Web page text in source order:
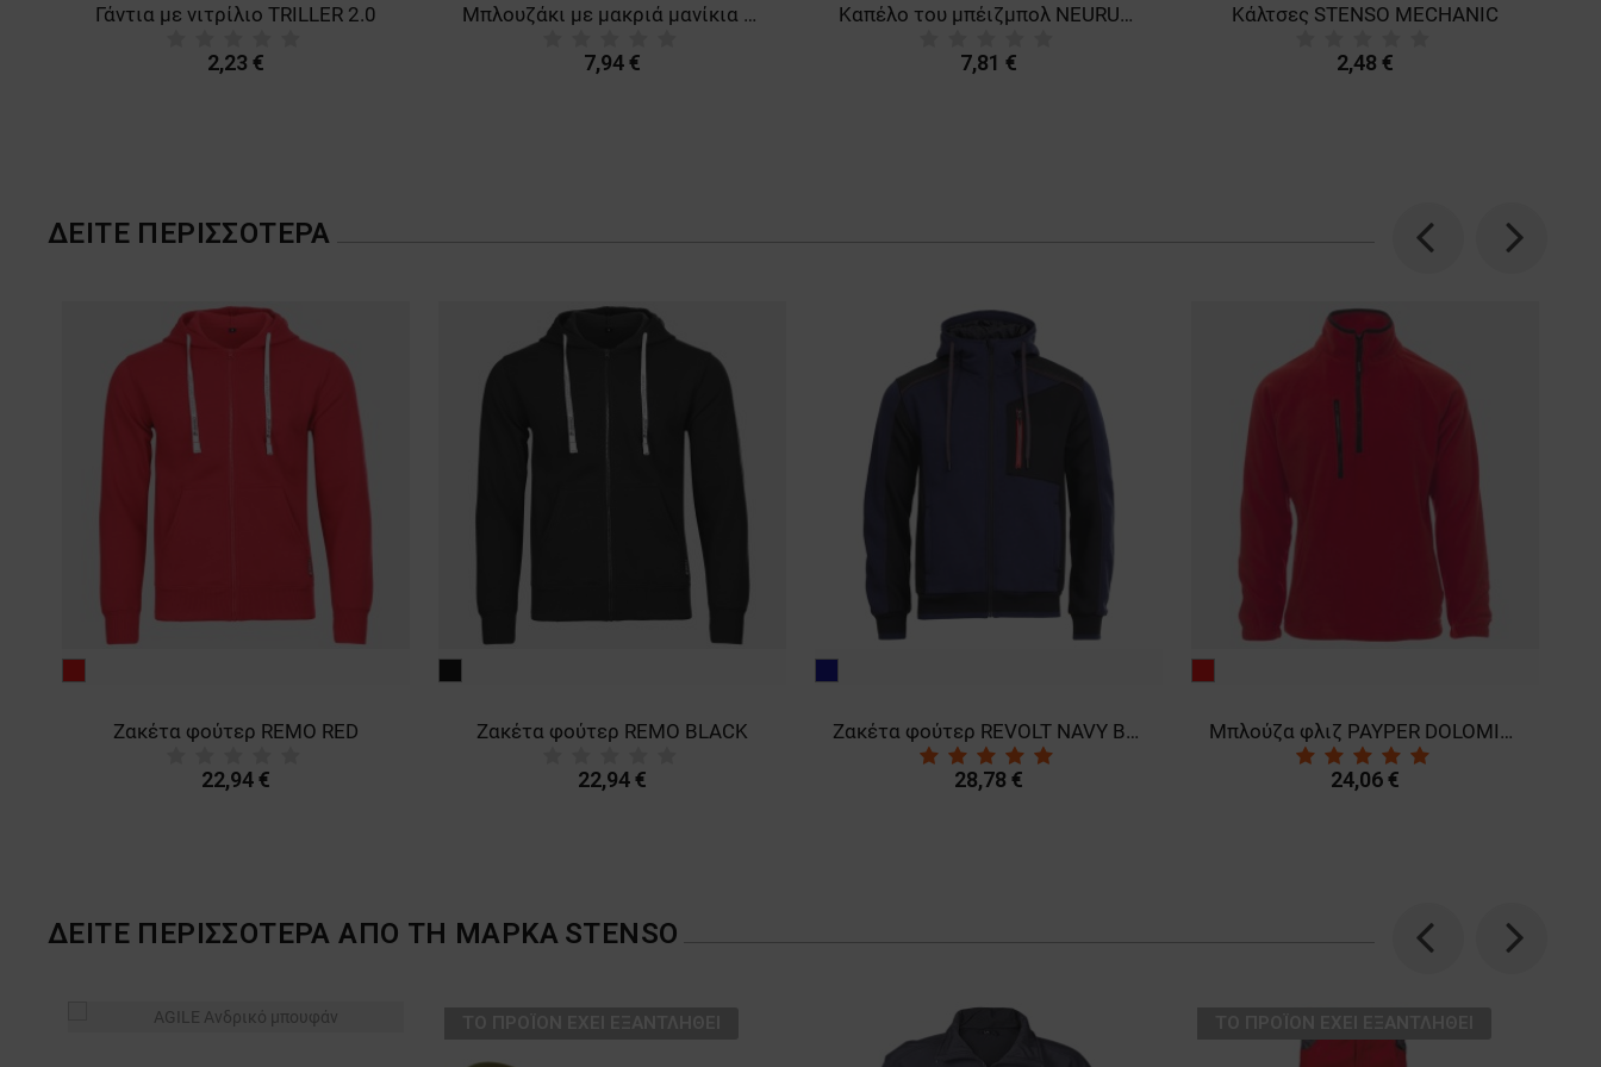
Γάντια με νιτρίλιο TRILLER 2.0
2,23 €
Μπλουζάκι με μακριά μανίκια STENSO KAOS GREY
7,94 €
Καπέλο του μπέιζμπολ NEURUM DARK GREEN
7,81 €
Κάλτσες STENSO MECHANIC
2,48 €
ΔΕΊΤΕ ΠΕΡΙΣΣΌΤΕΡΑ
Previous
REMO RED Ζακέτα φούτερ REMO BLACK Ζακέτα φούτερ REVOLT NAVY BLUE/BLACK Μπλούζα φλιζ PAYPER DOLOMITI+ RED
Next
ΔΕΙΤΕ ΠΕΡΙΣΣΟΤΕΡΑ ΑΠΟ ΤΗ ΜΑΡΚΑ STENSO
Previous Next